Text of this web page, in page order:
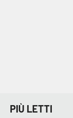
PIÙ LETTI